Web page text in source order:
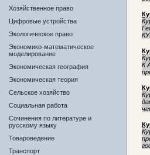
Хозяйственное право
Цифровые устройства
Экологическое право
Экономико-математическое
моделирование
Экономическая география
Экономическая теория
Сельское хозяйство
Социальная работа
Сочинения по литературе и
русскому языку
Товароведение
Транспорт
К